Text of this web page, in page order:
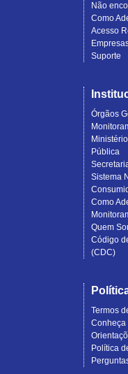
Não
Como
Acesso
Suporte
Órgãos
Pública
Sistema
Como
Quem
Código
(CDC)
Termos
Conheça
Política